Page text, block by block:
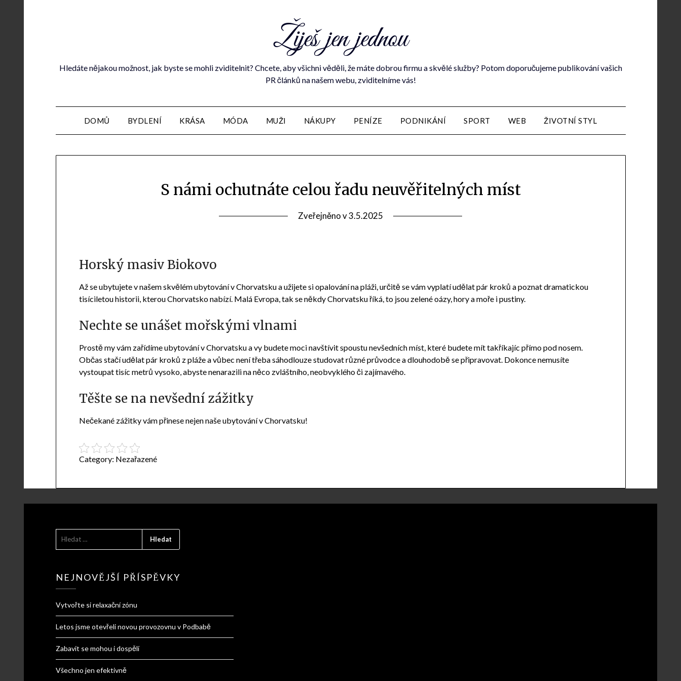
Žiješ jen jednou
Hledáte nějakou možnost, jak byste se mohli zviditelnit? Chcete, aby všichni věděli, že máte dobrou firmu a skvělé služby? Potom doporučujeme publikování vašich
PR článků na našem webu, zviditelníme vás!
DOMŮ BYDLENÍ KRÁSA MÓDA MUŽI NÁKUPY PENÍZE PODNIKÁNÍ SPORT WEB ŽIVOTNÍ STYL
S námi ochutnáte celou řadu neuvěřitelných míst
Zveřejněno v3.5.2025
Horský masiv Biokovo
Až se ubytujete v našem skvělém ubytování v Chorvatsku a užijete si opalování na pláži, určitě se vám vyplatí udělat pár kroků a poznat dramatickou
tisíciletou historii, kterou Chorvatsko nabízí. Malá Evropa, tak se někdy Chorvatsku říká, to jsou zelené oázy, hory a moře i pustiny.
Nechte se unášet mořskými vlnami
Prostě my vám zařídímeubytování v Chorvatskua vy budete moci navštívit spoustu nevšedních míst, které budete mít takříkajíc přímo pod nosem.
Občas stačí udělat pár kroků z pláže a vůbec není třeba sáhodlouze studovat různé průvodce a dlouhodobě se připravovat. Dokonce nemusíte
vystoupat tisíc metrů vysoko, abyste nenarazili na něco zvláštního, neobvyklého či zajímavého.
Těšte se na nevšední zážitky
Nečekané zážitky vám přinese nejen naše ubytování v Chorvatsku!
Category: Nezařazené
NEJNOVĚJŠÍ PŘÍSPĚVKY
Vytvořte si relaxační zónu
Letos jsme otevřeli novou provozovnu v Podbabě
Zabavit se mohou i dospělí
Všechno jen efektivně